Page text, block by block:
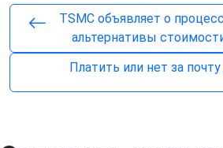
TSMC объявляет о
альтернативы
Платить или нет за